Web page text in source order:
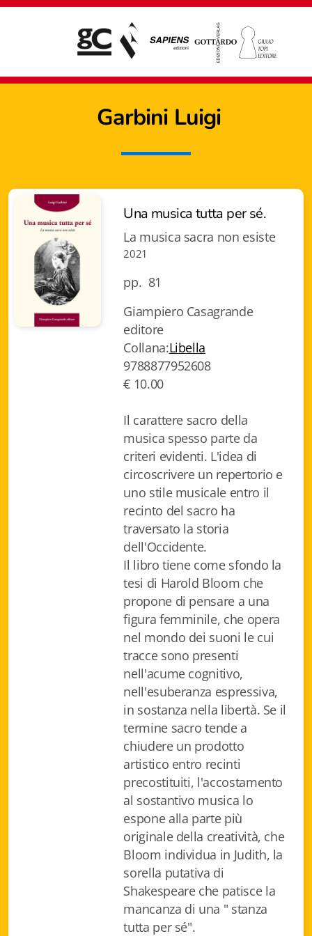
Garbini Luigi
Una musica tutta per sé.
La musica sacra non esiste
2021
pp. 81
Giampiero Casagrande
editore
Collana:Libella
9788877952608
€ 10.00
Il carattere sacro della
musica spesso parte da
criteri evidenti. L'idea di
circoscrivere un repertorio e
uno stile musicale entro il
recinto del sacro ha
traversato la storia
dell'Occidente.
Il libro tiene come sfondo la
tesi di Harold Bloom che
propone di pensare a una
figura femminile, che opera
nel mondo dei suoni le cui
tracce sono presenti
nell'acume cognitivo,
nell'esuberanza espressiva,
in sostanza nella libertà. Se il
termine sacro tende a
chiudere un prodotto
artistico entro recinti
precostituiti, l'accostamento
al sostantivo musica lo
espone alla parte più
originale della creatività, che
Bloom individua in Judith, la
sorella putativa di
Shakespeare che patisce la
mancanza di una " stanza
tutta per sé".
Giampiero Casagrande editore
Biblioteca letteraria Nord-Sud
EJO- European Journalism Observatory
iQuaderni - fondazioneculturalecollinadoro
Istituzioni - Società - Cittadini